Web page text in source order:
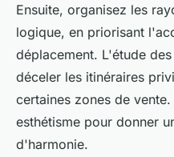
Ensuite, organisez les
logique, en priorisant
déplacement. L'étude
déceler les itinéraires
certaines zones de
esthétisme pour donner
d'harmonie.